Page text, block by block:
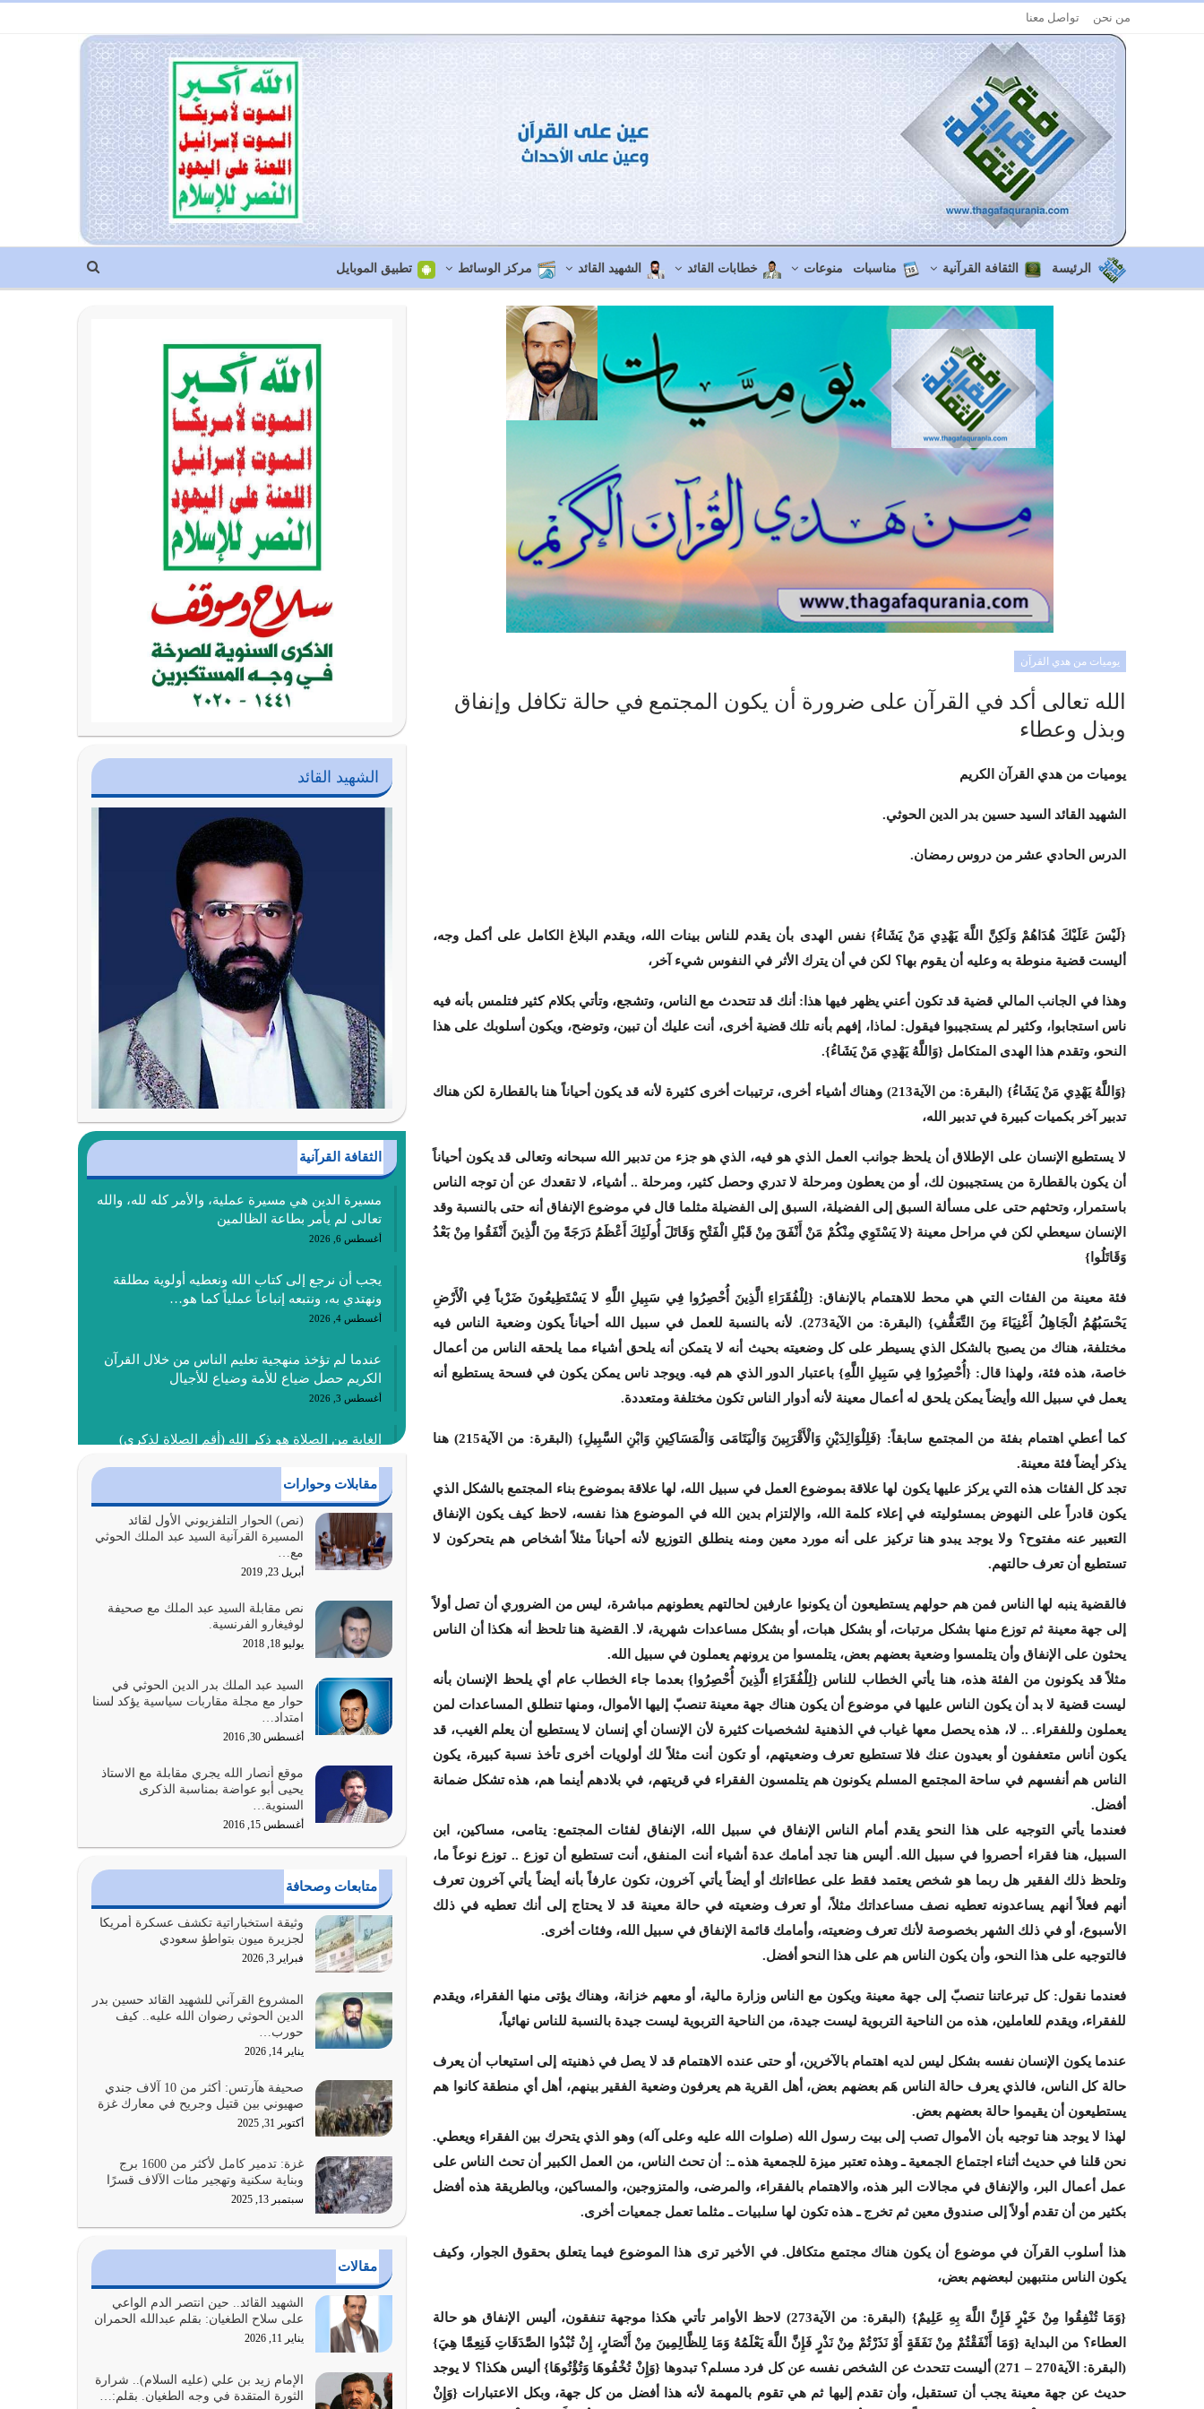
من نحن تواصل معنا
الرئيسة الثقافة القرآنية مناسبات منوعات خطابات القائد الشهيد القائد مركز الوسائط تطبيق الموبايل
يوميات من هدي القرآن
الله تعالى أكد في القرآن على ضرورة أن يكون المجتمع في حالة تكافل وإنفاق
وبذل وعطاء
يوميات من هدي القرآن الكريم
الشهيد القائد السيد حسين بدر الدين الحوثي.
الدرس الحادي عشر من دروس رمضان.
{لَيْسَ عَلَيْكَ هُدَاهُمْ وَلَكِنَّ اللَّهَ يَهْدِي مَنْ يَشَاءُ} نفس الهدى بأن يقدم للناس بينات الله، ويقدم البلاغ الكامل على أكمل وجه،
أليست قضية منوطة به وعليه أن يقوم بها؟ لكن في أن يترك الأثر في النفوس شيء آخر،
وهذا في الجانب المالي قضية قد تكون أعني يظهر فيها هذا: أنك قد تتحدث مع الناس، وتشجع، وتأتي بكلام كثير فتلمس بأنه فيه
ناس استجابوا، وكثير لم يستجيبوا فيقول: لماذا، إفهم بأنه تلك قضية أخرى، أنت عليك أن تبين، وتوضح، ويكون أسلوبك على هذا
النحو، وتقدم هذا الهدى المتكامل {وَاللَّهُ يَهْدِي مَنْ يَشَاءُ}.
{وَاللَّهُ يَهْدِي مَنْ يَشَاءُ} (البقرة: من الآية213) وهناك أشياء أخرى، ترتيبات أخرى كثيرة لأنه قد يكون أحياناً هنا بالقطارة لكن هناك
تدبير آخر بكميات كبيرة في تدبير الله،
لا يستطيع الإنسان على الإطلاق أن يلحظ جوانب العمل الذي هو فيه، الذي هو جزء من تدبير الله سبحانه وتعالى قد يكون أحياناً
أن يكون بالقطارة من يستجيبون لك، أو من يعطون ومرحلة لا تدري وحصل كثير، ومرحلة .. أشياء، لا تقعدك عن أن توجه الناس
باستمرار، وتحثهم حتى على مسألة السبق إلى الفضيلة، السبق إلى الفضيلة مثلما قال في موضوع الإنفاق أنه حتى بالنسبة وقد
الإنسان سيعطي لكن في مراحل معينة {لا يَسْتَوِي مِنْكُمْ مَنْ أَنْفَقَ مِنْ قَبْلِ الْفَتْحِ وَقَاتَلَ أُولَئِكَ أَعْظَمُ دَرَجَةً مِنَ الَّذِينَ أَنْفَقُوا مِنْ بَعْدُ
وَقَاتَلُوا}
فئة معينة من الفئات التي هي محط للاهتمام بالإنفاق: {لِلْفُقَرَاءِ الَّذِينَ أُحْصِرُوا فِي سَبِيلِ اللَّهِ لا يَسْتَطِيعُونَ ضَرْباً فِي الْأَرْضِ
يَحْسَبُهُمُ الْجَاهِلُ أَغْنِيَاءَ مِنَ التَّعَفُّفِ} (البقرة: من الآية273). لأنه بالنسبة للعمل في سبيل الله أحياناً يكون وضعية الناس فيه
مختلفة، هناك من يصبح بالشكل الذي يسيطر على كل وضعيته بحيث أنه لا يتمكن أنه يلحق أشياء مما يلحقه الناس من أعمال
خاصة، هذه فئة، ولهذا قال: {أُحْصِرُوا فِي سَبِيلِ اللَّهِ} باعتبار الدور الذي هم فيه. ويوجد ناس يمكن يكون في فسحة يستطيع أنه
يعمل في سبيل الله وأيضاً يمكن يلحق له أعمال معينة لأنه أدوار الناس تكون مختلفة ومتعددة.
كما أعطي اهتمام بفئة من المجتمع سابقاً: {فَلِلْوَالِدَيْنِ وَالْأَقْرَبِينَ وَالْيَتَامَى وَالْمَسَاكِينِ وَابْنِ السَّبِيلِ} (البقرة: من الآية215) هنا
يذكر أيضاً فئة معينة.
تجد كل الفئات هذه التي يركز عليها يكون لها علاقة بموضوع العمل في سبيل الله، لها علاقة بموضوع بناء المجتمع بالشكل الذي
يكون قادراً على النهوض بمسئوليته في إعلاء كلمة الله، والإلتزام بدين الله في الموضوع هذا نفسه، لاحظ كيف يكون الإنفاق
التعبير عنه مفتوح؟ ولا يوجد يبدو هنا تركيز على أنه مورد معين ومنه ينطلق التوزيع لأنه أحياناً مثلاً أشخاص هم يتحركون لا
تستطيع أن تعرف حالتهم.
فالقضية ينبه لها الناس فمن هم حولهم يستطيعون أن يكونوا عارفين لحالتهم يعطونهم مباشرة، ليس من الضروري أن تصل أولاً
إلى جهة معينة ثم توزع منها بشكل مرتبات، أو بشكل هبات، أو بشكل مساعدات شهرية، لا. القضية هنا تلحظ أنه هكذا أن الناس
يحثون على الإنفاق وأن يتلمسوا وضعية بعضهم بعض، يتلمسوا من يرونهم يعملون في سبيل الله.
مثلاً قد يكونون من الفئة هذه، هنا يأتي الخطاب للناس {لِلْفُقَرَاءِ الَّذِينَ أُحْصِرُوا} بعدما جاء الخطاب عام أي يلحظ الإنسان بأنه
ليست قضية لا بد أن يكون الناس عليها في موضوع أن يكون هناك جهة معينة تنصبّ إليها الأموال، ومنها تنطلق المساعدات لمن
يعملون وللفقراء. .. لا، هذه يحصل معها غياب في الذهنية لشخصيات كثيرة لأن الإنسان أي إنسان لا يستطيع أن يعلم الغيب، قد
يكون أناس متعففون أو بعيدون عنك فلا تستطيع تعرف وضعيتهم، أو تكون أنت مثلاً لك أولويات أخرى تأخذ نسبة كبيرة، يكون
الناس هم أنفسهم في ساحة المجتمع المسلم يكونون هم يتلمسون الفقراء في قريتهم، في بلادهم أينما هم، هذه تشكل ضمانة
أفضل.
فعندما يأتي التوجيه على هذا النحو يقدم أمام الناس الإنفاق في سبيل الله، الإنفاق لفئات المجتمع: يتامى، مساكين، ابن
السبيل، هنا فقراء أحصروا في سبيل الله. أليس هنا تجد أمامك عدة أشياء أنت المنفق، أنت تستطيع أن توزع .. توزع نوعاً ما،
وتلحظ ذلك الفقير هل ربما هو شخص يعتمد فقط على عطاءاتك أو أيضاً يأتي آخرون، تكون عارفاً بأنه أيضاً يأتي آخرون تعرف
أنهم فعلاً أنهم يساعدونه تعطيه نصف مساعداتك مثلاً، أو تعرف وضعيته في حالة معينة قد لا يحتاج إلى أنك تعطيه في ذلك
الأسبوع، أو في ذلك الشهر بخصوصة لأنك تعرف وضعيته، وأمامك قائمة الإنفاق في سبيل الله، وفئات أخرى.
فالتوجيه على هذا النحو، وأن يكون الناس هم على هذا النحو أفضل.
فعندما نقول: كل تبرعاتنا تنصبّ إلى جهة معينة ويكون مع الناس وزارة مالية، أو معهم خزانة، وهناك يؤتى منها الفقراء، ويقدم
للفقراء، ويقدم للعاملين، هذه من الناحية التربوية ليست جيدة، من الناحية التربوية ليست جيدة بالنسبة للناس نهائياً،
عندما يكون الإنسان نفسه بشكل ليس لديه اهتمام بالآخرين، أو حتى عنده الاهتمام قد لا يصل في ذهنيته إلى استيعاب أن يعرف
حالة كل الناس، فالذي يعرف حالة الناس هَم بعضهم بعض، أهل القرية هم يعرفون وضعية الفقير بينهم، أهل أي منطقة كانوا هم
يستطيعون أن يقيموا حالة بعضهم بعض.
لهذا لا يوجد هنا توجيه بأن الأموال تصب إلى بيت رسول الله (صلوات الله عليه وعلى آله) وهو الذي يتحرك بين الفقراء ويعطي.
نحن قلنا في حديث أثناء اجتماع الجمعية ـ وهذه تعتبر ميزة للجمعية هذه ـ: أن تحث الناس، من العمل الكبير أن تحث الناس على
عمل أعمال البر، والإنفاق في مجالات البر هذه، والاهتمام بالفقراء، والمرضى، والمتزوجين، والمساكين، وبالطريقة هذه أفضل
بكثير من أن تقدم أولاً إلى صندوق معين ثم تخرج ـ هذه تكون لها سلبيات ـ مثلما تعمل جمعيات أخرى.
هذا أسلوب القرآن في موضوع أن يكون هناك مجتمع متكافل. في الأخير ترى هذا الموضوع فيما يتعلق بحقوق الجوار، وكيف
يكون الناس منتبهين لبعضهم بعض،
{وَمَا تُنْفِقُوا مِنْ خَيْرٍ فَإِنَّ اللَّهَ بِهِ عَلِيمٌ} (البقرة: من الآية273) لاحظ الأوامر تأتي هكذا موجهة تنفقون، أليس الإنفاق هو حالة
العطاء؟ من البداية {وَمَا أَنْفَقْتُمْ مِنْ نَفَقَةٍ أَوْ نَذَرْتُمْ مِنْ نَذْرٍ فَإِنَّ اللَّهَ يَعْلَمُهُ وَمَا لِلظَّالِمِينَ مِنْ أَنْصَارٍ، إِنْ تُبْدُوا الصَّدَقَاتِ فَنِعِمَّا هِيَ}
(البقرة: الآية270 – 271) أليست تتحدث عن الشخص نفسه عن كل فرد مسلم؟ تبدوها {وَإِنْ تُخْفُوهَا وَتُؤْتُوهَا} أليس هكذا؟ لا يوجد
حديث عن جهة معينة يجب أن تستقبل، وأن تقدم إليها ثم هي تقوم بالمهمة لأنه هذا أفضل من كل جهة، وبكل الاعتبارات {وَإِنْ
الشهيد القائد
الثقافة القرآنية
مسيرة الدين هي مسيرة عملية، والأمر كله لله، والله
تعالى لم يأمر بطاعة الظالمين
أغسطس 6, 2026
يجب أن نرجع إلى كتاب الله ونعطيه أولوية مطلقة
ونهتدي به، ونتبعه إتباعاً عملياً كما هو…
أغسطس 4, 2026
عندما لم تؤخذ منهجية تعليم الناس من خلال القرآن
الكريم حصل ضياع للأمة وضياع للأجيال
أغسطس 3, 2026
الغاية من الصلاة هو ذكر الله (أقم الصلاة لذكري)
أغسطس 2, 2026
السبب الرئيسي لشقاء الأمة الابتعاد عن كتاب الله
والتعدي لحدود الله بالإضافات للدين
أغسطس 1, 2026
أبرز أسباب الشقاء هو الإعراض عن ذكر الله وعن هدى
الله المتمثل في القرآن الكريم
يوليو 31, 2026
أولياء الشيطان كلما كانوا أكثر ولاءً وطاعة للشيطان
كلما كانوا أكثر ضعفاً
يوليو 30, 2026
والرزق والاستبشار والنجاة والخلود في…
يوليو 29, 2026
هل نحن من الصالحين؟ قيِّم نفسك هنا اترك القرآن
على أصله وأعرض نفسك، وأعرض ما لديك على…
يوليو 27, 2026
عندما يكون عدوك هو عدو الله معناه أن تكون نقاط
الضعف فيه كثيرة وسينصرك الله عليه إذا…
يوليو 26, 2026
أراد الله لهذه الأمة ان تكون خير امة أخرجت للناس
بالنهوض بالأمر بالمعروف والنهي عن…
يوليو 25, 2026
الدين الذي شرعه الله لا يجوز أن يخضع لآرائنا وأهوائنا
واجتهاداتنا لأننا سنختلف ونتفرق
يوليو 24, 2026
يجب أن نعود جميعاً الى القرآن وعندنا أخطاء جميعاً
لنعتصم بحبل الله جميعاً وليس كل…
يوليو 22, 2026
المُلك كله لله تعالى يؤتيه من يشاء وينزعه ممن يشاء
مقابلات وحوارات
(نص) الحوار التلفزيوني الأول لقائد
المسيرة القرآنية السيد عبد الملك الحوثي
مع…
أبريل 23, 2019
نص مقابلة السيد عبد الملك مع صحيفة
لوفيغارو الفرنسية.
يوليو 18, 2018
السيد عبد الملك بدر الدين الحوثي في
حوار مع مجلة مقاربات سياسية يؤكد لسنا
امتداد…
أغسطس 30, 2016
موقع أنصار الله يجري مقابلة مع الاستاذ
يحيى أبو عواضة بمناسبة الذكرى
السنوية…
أغسطس 15, 2016
متابعات وصحافة
وثيقة استخباراتية تكشف عسكرة أمريكا
لجزيرة ميون بتواطؤ سعودي
فبراير 3, 2026
المشروع القرآني للشهيد القائد حسين بدر
الدين الحوثي رضوان الله عليه.. كيف
حورب…
يناير 14, 2026
صحيفة هآرتس: أكثر من 10 آلاف جندي
صهيوني بين قتيل وجريح في معارك غزة
أكتوبر 31, 2025
غزة: تدمير كامل لأكثر من 1600 برج
وبناية سكنية وتهجير مئات الآلاف قسرًا
سبتمبر 13, 2025
مقالات
الشهيد القائد.. حين انتصر الدم الواعي
على سلاح الطغيان: بقلم عبدالله الحمران
يناير 11, 2026
الإمام زيد بن علي (عليه السلام).. شرارة
الثورة المتقدة في وجه الطغيان. بقلم:…